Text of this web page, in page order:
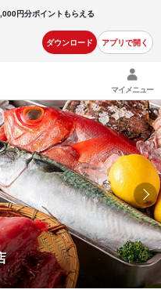
円分ポイントもらえる
ダウンロード アプリで開く
マイメニュー